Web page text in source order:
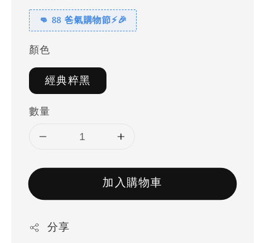
👊 88 爸氣購物節⚡🎉
顏色
經典粹黑
數量
加入購物車
分享